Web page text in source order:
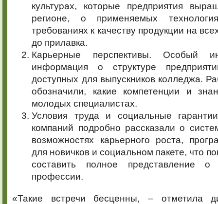
культурах, которые предприятия
регионе, о применяемых
требованиях к качеству продукции на
до прилавка.
Карьерные перспективы. Особый
информация о структуре
доступных для выпускников колледжа.
обозначили, какие компетенции и
молодых специалистах.
Условия труда и социальные
компаний подробно рассказали о
возможностях карьерного роста,
для новичков и социальном пакете, что
составить полное представление
профессии.
«Такие встречи бесценны, – отметила